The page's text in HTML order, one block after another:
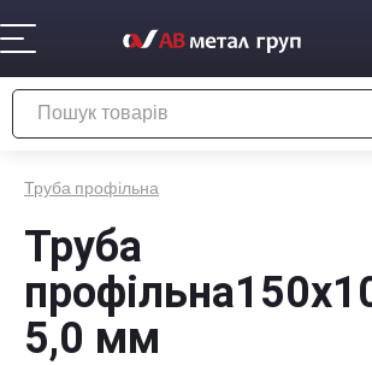
Труба профільна
Труба
5,0 мм